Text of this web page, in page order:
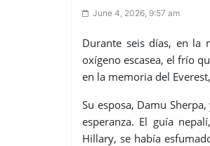
June 4, 2026, 9:57 am
Durante seis días, en la
oxígeno escasea, el frío
en la memoria del
Su esposa, Damu
esperanza. El guía
Hillary, se había